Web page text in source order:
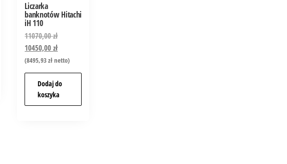
Liczarka
banknotów Hitachi
iH 110
11070,00zł
10450,00zł
(8495,93złnetto)
Dodaj do
koszyka